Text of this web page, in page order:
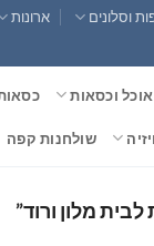
וסלונים ארונות
אוכל וכסאות
שולחנות קפה
מלון ורוד”